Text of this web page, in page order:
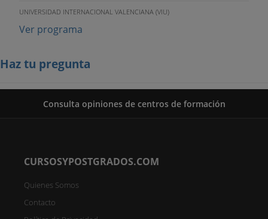
UNIVERSIDAD INTERNACIONAL VALENCIANA (VIU)
Ver programa
Haz tu pregunta
Consulta opiniones de centros de formación
CURSOSYPOSTGRADOS.COM
Quienes Somos
Contacto